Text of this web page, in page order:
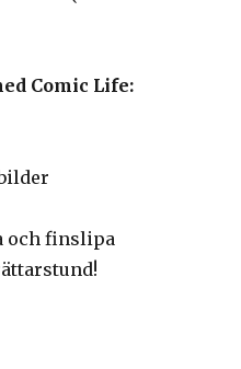
Comic Life:
och finslipa